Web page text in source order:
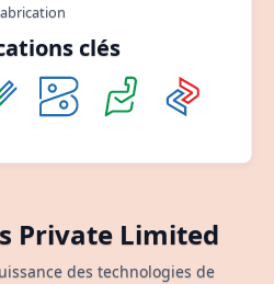
clés
Private Limited
des technologies de